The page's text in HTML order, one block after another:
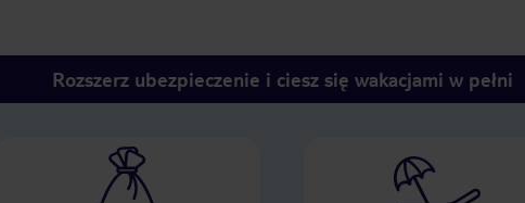
niezbyt duże, ale w
wystarczą.
śniadania monotonne,
samo. WiFi płatne 1
Rozszerz ubezpieczenie i ciesz się wakacjami w pełni